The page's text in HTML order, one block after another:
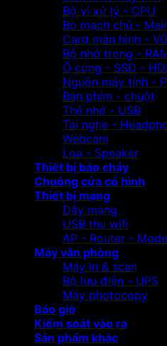
Bộ vi xử lý - CPU
Bo mạch chủ -
Card màn hình -
Bộ nhớ trong -
Ổ cứng - SSD -
Nguồn máy tính -
Bàn phím - chuột
Thẻ nhớ - USB
Tai nghe -
Webcam
Loa - Speaker
Thiết bị báo cháy
Chuông cửa có hình
Thiết bị mạng
Dây mạng
USB thu wifi
AP - Router -
Máy văn phòng
Máy in & scan
Bộ lưu điện - UPS
Máy photocopy
Báo giờ
Kiểm soát vào ra
Sản phẩm khác